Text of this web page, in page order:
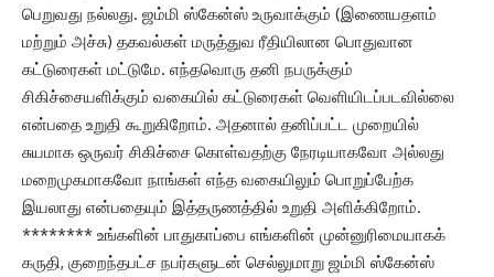
பெறுவது நல்லது. ஜம்மி ஸ்கேன்ஸ் உருவாக்கும் (இணையதளம்
மற்றும் அச்சு) தகவல்கள் மருத்துவ ரீதியிலான பொதுவான
கட்டுரைகள் மட்டுமே. எந்தவொரு தனி நபருக்கும்
சிகிச்சையளிக்கும் வகையில் கட்டுரைகள் வெளியிடப்படவில்லை
என்பதை உறுதி கூறுகிறோம். அதனால் தனிப்பட்ட முறையில்
சுயமாக ஒருவர் சிகிச்சை கொள்வதற்கு நேரடியாகவோ அல்லது
மறைமுகமாகவோ நாங்கள் எந்த வகையிலும் பொறுப்பேற்க
இயலாது என்பதையும் இத்தருணத்தில் உறுதி அளிக்கிறோம்.
******** உங்களின் பாதுகாப்பை எங்களின் முன்னுரிமையாகக்
கருதி, குறைந்தபட்ச நபர்களுடன் செல்லுமாறு ஜம்மி ஸ்கேன்ஸ்